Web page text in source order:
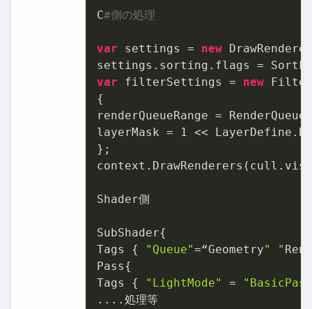
C#側の処理
var settings = new
var filterSettings = new
{
renderQueueRange =
layerMask =
1 << LayerDefine.BG
};
Shader側
SubShader{
Tags {
"Queue"=“Geometry" "
Pass{
Tags {
"LightMode" =
....処理等